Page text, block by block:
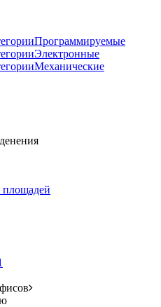
Программируемые
Электронные
Механические